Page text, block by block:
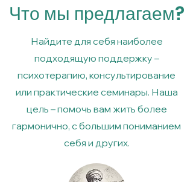
Что мы предлагаем?
Найдите для себя наиболее
подходящую поддержку –
психотерапию, консультирование
или практические семинары. Наша
цель – помочь вам жить более
гармонично, с большим пониманием
себя и других.